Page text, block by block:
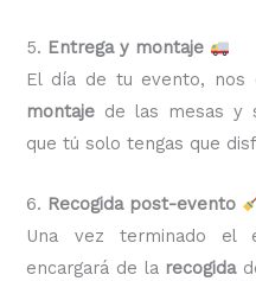
5. Entrega y montaje
El día de tu evento, nos
montaje de las mesas y
que tú solo tengas que
6. Recogida post-evento
Una vez terminado el
encargará de la recogida